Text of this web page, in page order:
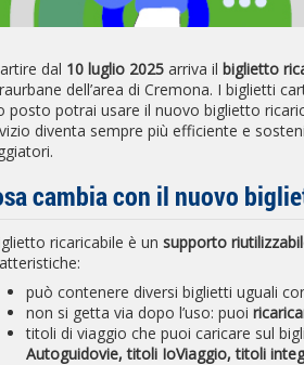
dal 10 luglio 2025 arriva il biglietto
dell’area di Cremona. I biglietti
posto potrai usare il nuovo biglietto
diventa sempre più efficiente e
cambia con il nuovo
ricaricabile è un supporto
può contenere diversi biglietti uguali
non si getta via dopo l’uso: puoi
titoli di viaggio che puoi caricare sul
Autoguidovie, titoli IoViaggio, titoli